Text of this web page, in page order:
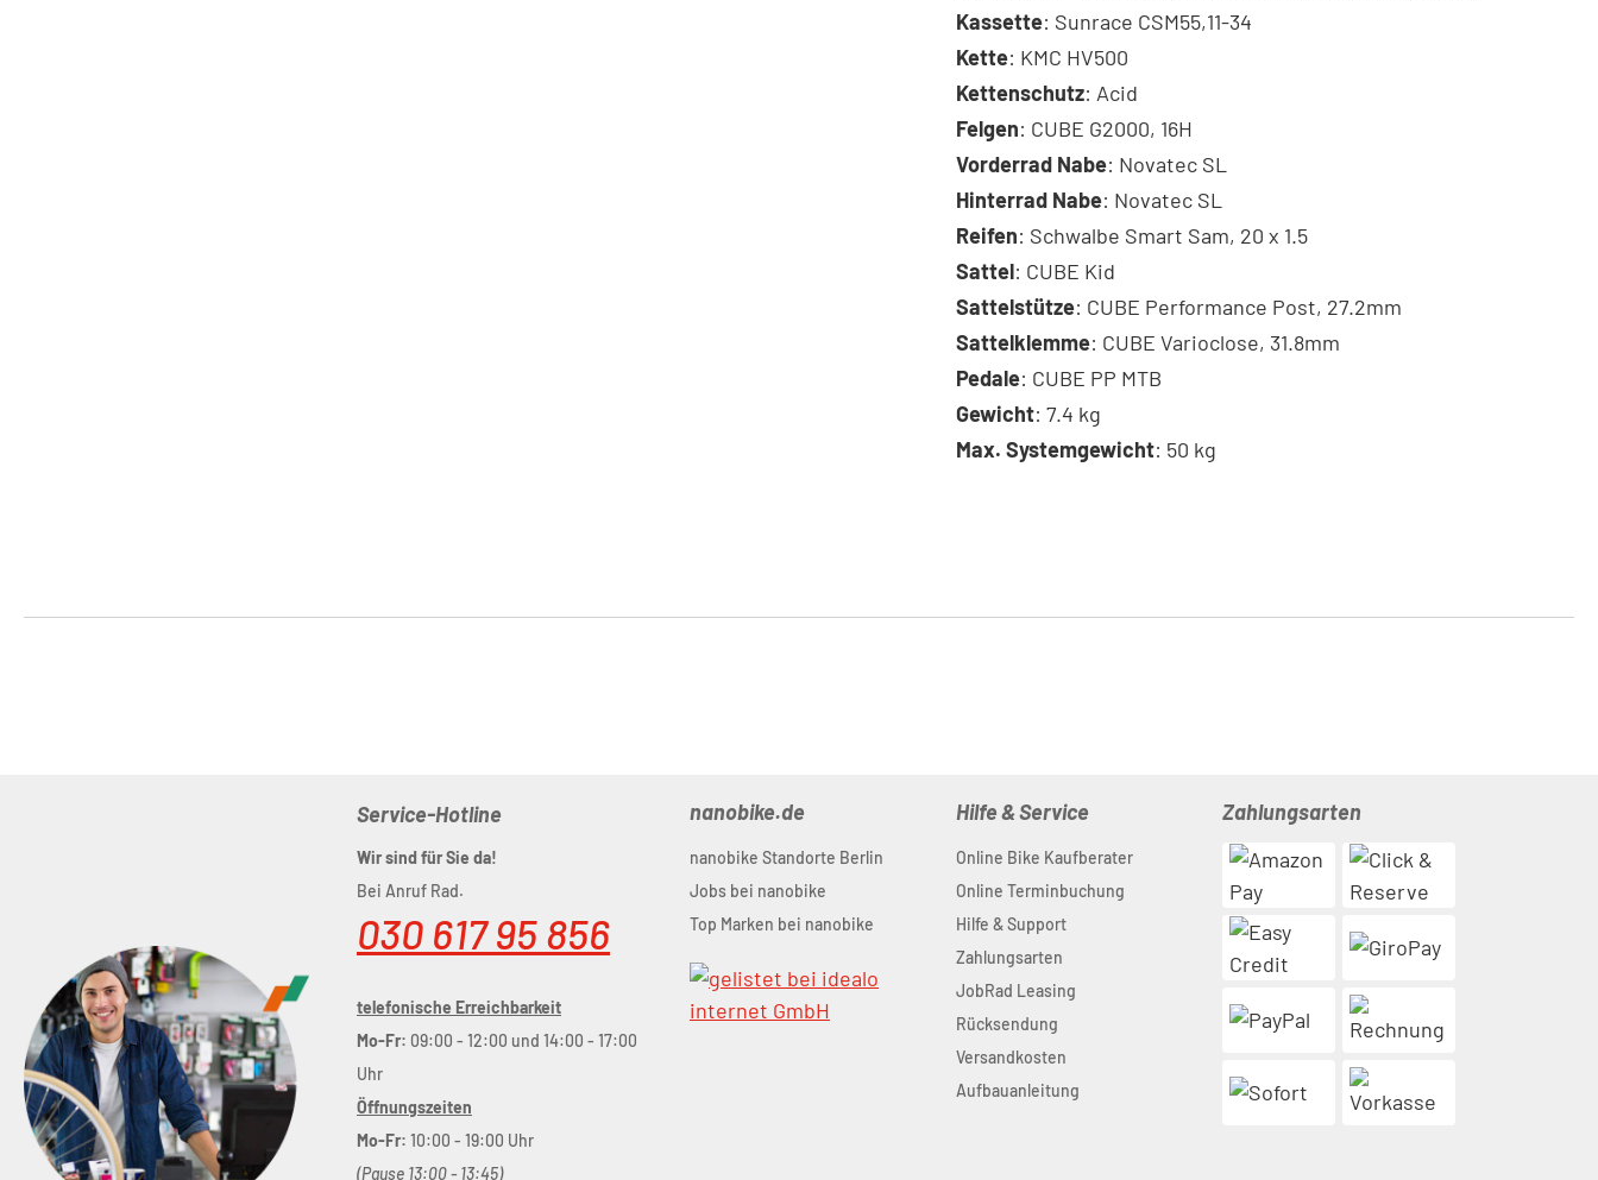
Kassette: Sunrace CSM55,11-34
Kette: KMC HV500
Kettenschutz: Acid
Felgen: CUBE G2000, 16H
Vorderrad Nabe: Novatec SL
Hinterrad Nabe: Novatec SL
Reifen: Schwalbe Smart Sam, 20 x 1.5
Sattel: CUBE Kid
Sattelstütze: CUBE Performance Post, 27.2mm
Sattelklemme: CUBE Varioclose, 31.8mm
Pedale: CUBE PP MTB
Gewicht: 7.4 kg
Max. Systemgewicht: 50 kg
Service-Hotline
Wir sind für Sie da!
Bei Anruf Rad.
030 617 95 856
telefonische Erreichbarkeit
Mo-Fr: 09:00 - 12:00 und 14:00 - 17:00
Uhr
Öffnungszeiten
Mo-Fr: 10:00 - 19:00 Uhr
(Pause 13:00 - 13:45)
nanobike.de
nanobike Standorte Berlin
Jobs bei nanobike
Top Marken bei nanobike
Hilfe & Service
Online Bike Kaufberater
Online Terminbuchung
Hilfe & Support
Zahlungsarten
JobRad Leasing
Rücksendung
Versandkosten
Aufbauanleitung
Zahlungsarten